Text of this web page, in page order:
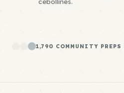
1,790 COMMUNITY